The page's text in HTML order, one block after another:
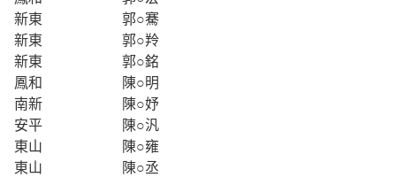
新東
郭○騫
新東
郭○羚
新東
郭○銘
鳳和
陳○明
南新
陳○妤
安平
陳○汎
東山
陳○雍
東山
陳○丞